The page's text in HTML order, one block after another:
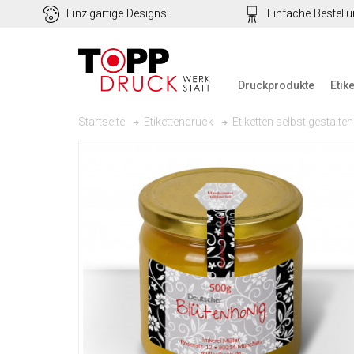
Einzigartige Designs Einfache
Druckprodukte
Startseite Etikettendruck Etiketten selbst gestalten